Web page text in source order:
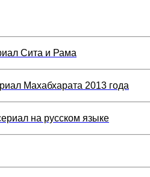
Сита и Рама
Махабхарата 2013 года
на русском языке